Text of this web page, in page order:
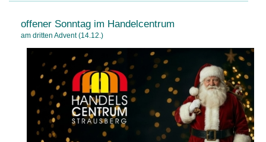
offener Sonntag im Handelcentrum
am dritten Advent (14.12.)